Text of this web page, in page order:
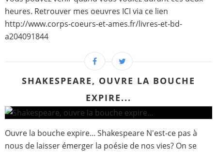
heures. Retrouver mes oeuvres ICI via ce lien
http://www.corps-coeurs-et-ames.fr/livres-et-bd-
a204091844
SHAKESPEARE, OUVRE LA BOUCHE
EXPIRE...
Ouvre la bouche expire... Shakespeare N'est-ce pas à
nous de laisser émerger la poésie de nos vies? On se